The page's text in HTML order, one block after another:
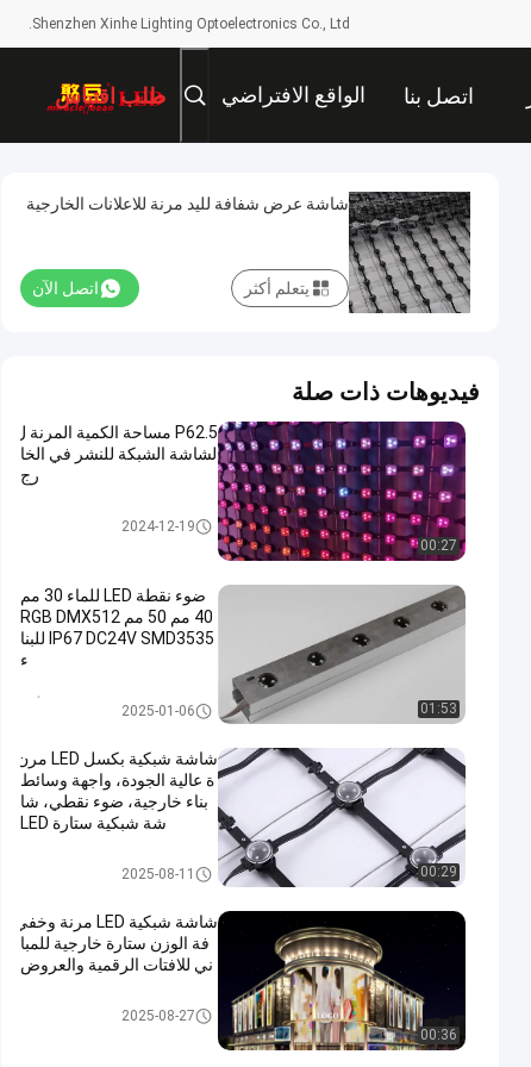
Shenzhen Xinhe Lighting Optoelectronics Co., Ltd.
اتصل بنا الواقع الافتراضي طلب اقتباس
شاشة عرض شفافة لليد مرنة للاعلانات الخارجية
اتصل الآن يتعلم أكثر
فيديوهات ذات صلة
00:27
P62.5 مساحة الكمية المرنة ل
لشاشة الشبكة للنشر في الخا
رج
شاشة شبكة LED مرنة2024-12-19
01:53
ضوء نقطة LED للماء 30 مم
40 مم 50 مم RGB DMX512
IP67 DC24V SMD3535 للبنا
ء
2025-01-06
00:29
شاشة شبكية بكسل LED مرن
ة عالية الجودة، واجهة وسائط
بناء خارجية، ضوء نقطي، شا
شة شبكية ستارة LED
شاشة شبكة LED مرنة2025-08-11
00:36
شاشة شبكية LED مرنة وخفي
فة الوزن ستارة خارجية للمبا
ني للافتات الرقمية والعروض
شاشة شبكة LED مرنة2025-08-27